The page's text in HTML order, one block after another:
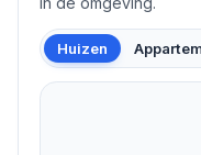
Huizen